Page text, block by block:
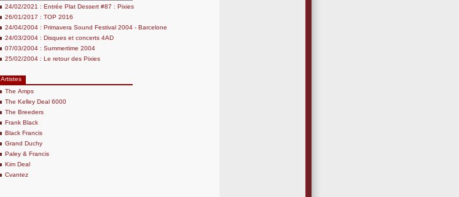
24/02/2021 : Entrée Plat Dessert #87 : Pixies
26/01/2017 : TOP 2016
24/04/2004 : Primavera Sound Festival 2004 - Barcelone
24/03/2004 : Disques et concerts 4AD
07/03/2004 : Summertime 2004
25/02/2004 : Le retour des Pixies
Artistes
The Amps
The Kelley Deal 6000
The Breeders
Frank Black
Black Francis
Grand Duchy
Paley & Francis
Kim Deal
Cvantez